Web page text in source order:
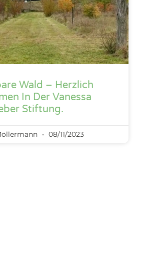
Wald – Herzlich
In Der Vanessa
Stiftung.
08/11/2023